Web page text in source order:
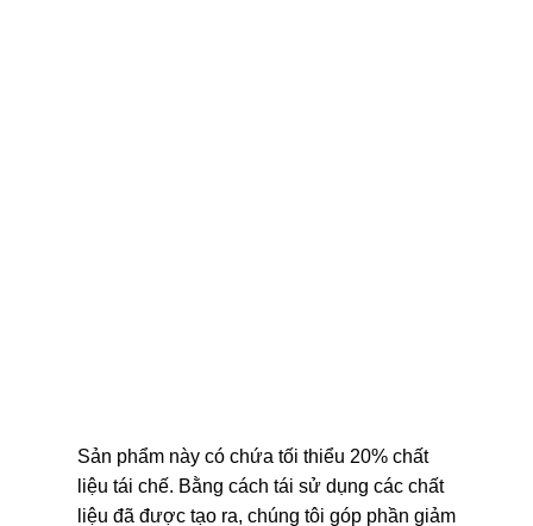
Sản phẩm này có chứa tối thiểu 20% chất
liệu tái chế. Bằng cách tái sử dụng các chất
liệu đã được tạo ra, chúng tôi góp phần giảm